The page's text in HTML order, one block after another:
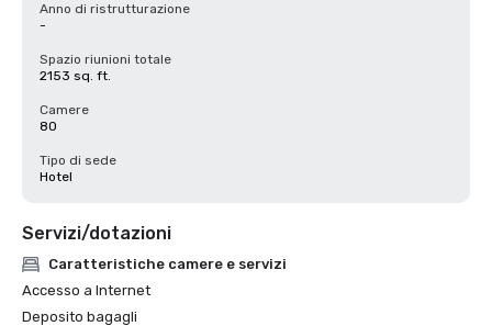
Anno di ristrutturazione
-
Spazio riunioni totale
2153 sq. ft.
Camere
80
Tipo di sede
Hotel
Servizi/dotazioni
Caratteristiche camere e servizi
Accesso a Internet
Deposito bagagli